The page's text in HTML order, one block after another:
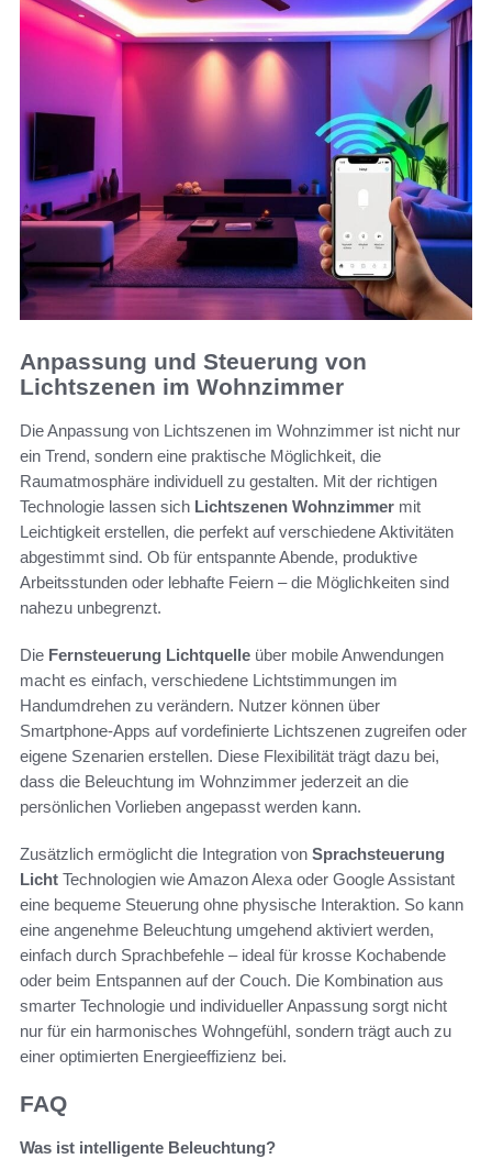
Anpassung und Steuerung von
Lichtszenen im Wohnzimmer
Die Anpassung von Lichtszenen im Wohnzimmer ist nicht nur
ein Trend, sondern eine praktische Möglichkeit, die
Raumatmosphäre individuell zu gestalten. Mit der richtigen
Technologie lassen sich Lichtszenen Wohnzimmer mit
Leichtigkeit erstellen, die perfekt auf verschiedene Aktivitäten
abgestimmt sind. Ob für entspannte Abende, produktive
Arbeitsstunden oder lebhafte Feiern – die Möglichkeiten sind
nahezu unbegrenzt.
Die Fernsteuerung Lichtquelle über mobile Anwendungen
macht es einfach, verschiedene Lichtstimmungen im
Handumdrehen zu verändern. Nutzer können über
Smartphone-Apps auf vordefinierte Lichtszenen zugreifen oder
eigene Szenarien erstellen. Diese Flexibilität trägt dazu bei,
dass die Beleuchtung im Wohnzimmer jederzeit an die
persönlichen Vorlieben angepasst werden kann.
Zusätzlich ermöglicht die Integration von Sprachsteuerung
Licht Technologien wie Amazon Alexa oder Google Assistant
eine bequeme Steuerung ohne physische Interaktion. So kann
eine angenehme Beleuchtung umgehend aktiviert werden,
einfach durch Sprachbefehle – ideal für krosse Kochabende
oder beim Entspannen auf der Couch. Die Kombination aus
smarter Technologie und individueller Anpassung sorgt nicht
nur für ein harmonisches Wohngefühl, sondern trägt auch zu
einer optimierten Energieeffizienz bei.
FAQ
Was ist intelligente Beleuchtung?